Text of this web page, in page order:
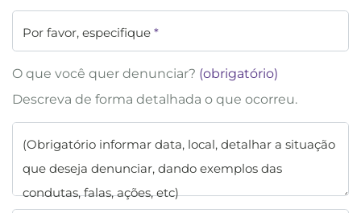
Por favor, especifique *
O que você quer denunciar? (obrigatório)
Descreva de forma detalhada o que ocorreu.
(Obrigatório informar data, local, detalhar a situação
que deseja denunciar, dando exemplos das
condutas, falas, ações, etc)